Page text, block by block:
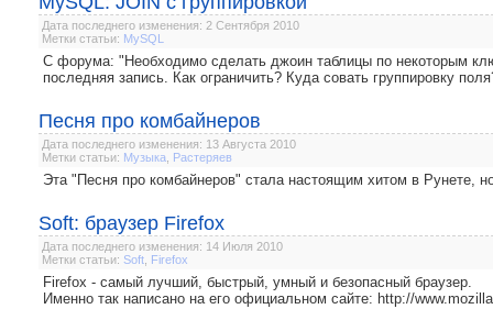
Дата последнего изменения: 2 Сентября 2010
Метки статьи: MySQL
С форума: "Необходимо сделать джоин таблицы по некоторым
последняя запись. Как ограничить? Куда совать группировку
Песня про комбайнеров
Дата последнего изменения: 13 Августа 2010
Метки статьи: Музыка Растеряев
Эта "Песня про комбайнеров" стала настоящим хитом в Рунете,
Soft: браузер Firefox
Дата последнего изменения: 14 Июля 2010
Метки статьи: Soft Firefox
Firefox - самый лучший, быстрый, умный и безопасный браузер.
Именно так написано на его официальном сайте: http://